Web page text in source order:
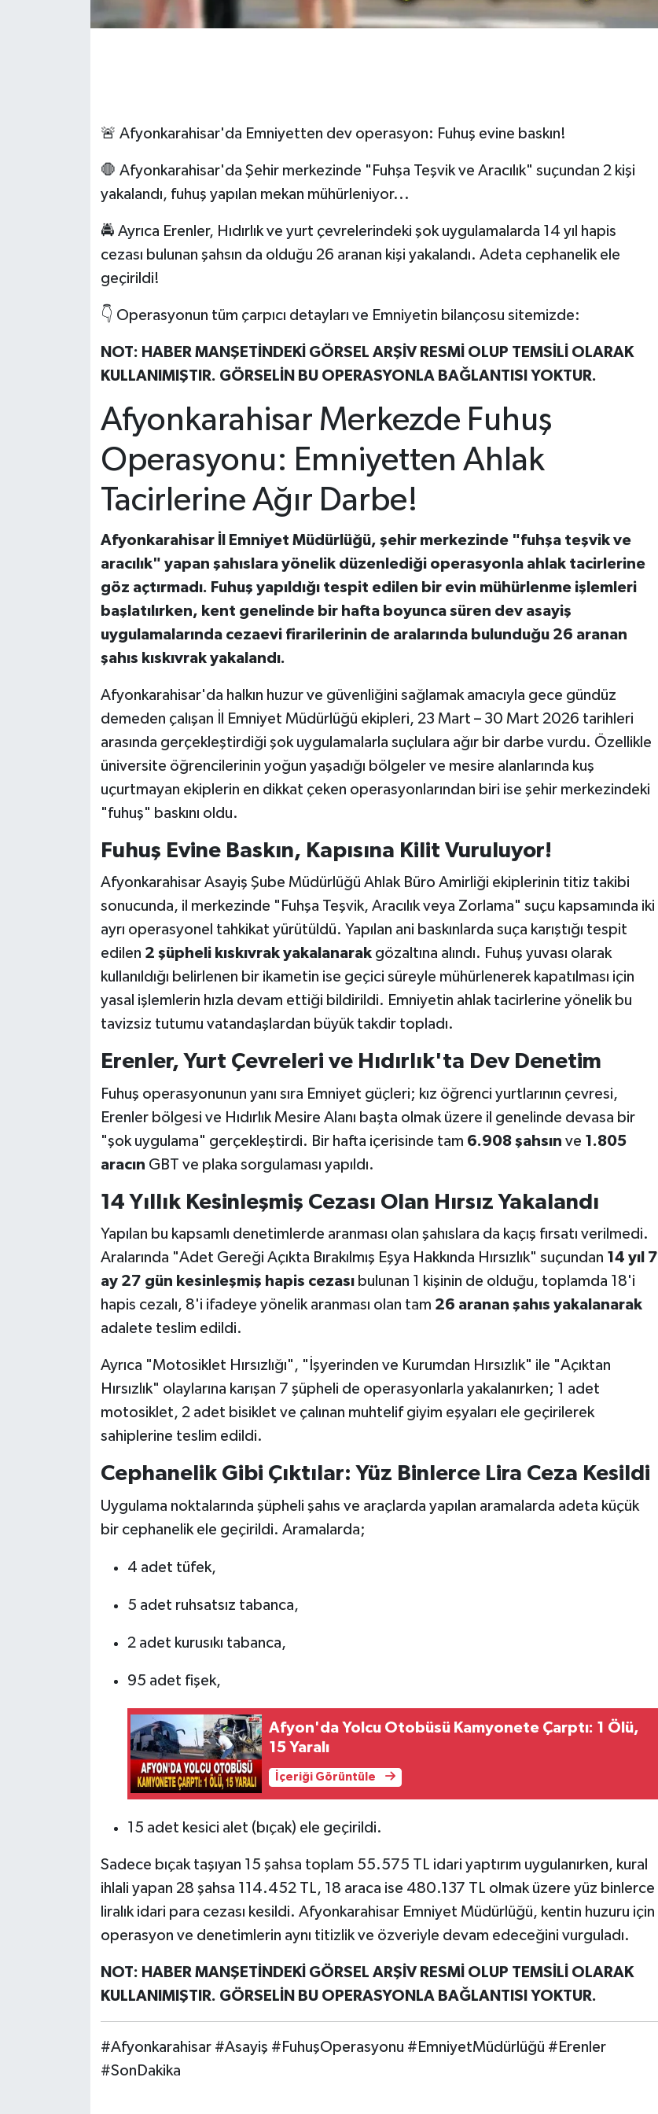
🚨 Afyonkarahisar'da Emniyetten dev operasyon: Fuhuş evine baskın!
🛑 Afyonkarahisar'da Şehir merkezinde "Fuhşa Teşvik ve Aracılık" suçundan 2 kişi
yakalandı, fuhuş yapılan mekan mühürleniyor...
🚔 Ayrıca Erenler, Hıdırlık ve yurt çevrelerindeki şok uygulamalarda 14 yıl hapis
cezası bulunan şahsın da olduğu 26 aranan kişi yakalandı. Adeta cephanelik ele
geçirildi!
👇 Operasyonun tüm çarpıcı detayları ve Emniyetin bilançosu sitemizde:
NOT: HABER MANŞETİNDEKİ GÖRSEL ARŞİV RESMİ OLUP TEMSİLİ OLARAK
KULLANIMIŞTIR. GÖRSELİN BU OPERASYONLA BAĞLANTISI YOKTUR.
Afyonkarahisar Merkezde Fuhuş
Operasyonu: Emniyetten Ahlak
Tacirlerine Ağır Darbe!
Afyonkarahisar İl Emniyet Müdürlüğü, şehir merkezinde "fuhşa teşvik ve
aracılık" yapan şahıslara yönelik düzenlediği operasyonla ahlak tacirlerine
göz açtırmadı. Fuhuş yapıldığı tespit edilen bir evin mühürlenme işlemleri
başlatılırken, kent genelinde bir hafta boyunca süren dev asayiş
uygulamalarında cezaevi firarilerinin de aralarında bulunduğu 26 aranan
şahıs kıskıvrak yakalandı.
Afyonkarahisar'da halkın huzur ve güvenliğini sağlamak amacıyla gece gündüz
demeden çalışan İl Emniyet Müdürlüğü ekipleri, 23 Mart – 30 Mart 2026 tarihleri
arasında gerçekleştirdiği şok uygulamalarla suçlulara ağır bir darbe vurdu. Özellikle
üniversite öğrencilerinin yoğun yaşadığı bölgeler ve mesire alanlarında kuş
uçurtmayan ekiplerin en dikkat çeken operasyonlarından biri ise şehir merkezindeki
"fuhuş" baskını oldu.
Fuhuş Evine Baskın, Kapısına Kilit Vuruluyor!
Afyonkarahisar Asayiş Şube Müdürlüğü Ahlak Büro Amirliği ekiplerinin titiz takibi
sonucunda, il merkezinde "Fuhşa Teşvik, Aracılık veya Zorlama" suçu kapsamında iki
ayrı operasyonel tahkikat yürütüldü. Yapılan ani baskınlarda suça karıştığı tespit
edilen 2 şüpheli kıskıvrak yakalanarakgözaltına alındı. Fuhuş yuvası olarak
kullanıldığı belirlenen bir ikametin ise geçici süreyle mühürlenerek kapatılması için
yasal işlemlerin hızla devam ettiği bildirildi. Emniyetin ahlak tacirlerine yönelik bu
tavizsiz tutumu vatandaşlardan büyük takdir topladı.
Erenler, Yurt Çevreleri ve Hıdırlık'ta Dev Denetim
Fuhuş operasyonunun yanı sıra Emniyet güçleri; kız öğrenci yurtlarının çevresi,
Erenler bölgesi ve Hıdırlık Mesire Alanı başta olmak üzere il genelinde devasa bir
"şok uygulama" gerçekleştirdi. Bir hafta içerisinde tam 6.908 şahsın ve 1.805
aracın GBT ve plaka sorgulaması yapıldı.
14 Yıllık Kesinleşmiş Cezası Olan Hırsız Yakalandı
Yapılan bu kapsamlı denetimlerde aranması olan şahıslara da kaçış fırsatı verilmedi.
Aralarında "Adet Gereği Açıkta Bırakılmış Eşya Hakkında Hırsızlık" suçundan 14 yıl 7
ay 27 gün kesinleşmiş hapis cezasıbulunan 1 kişinin de olduğu, toplamda 18'i
hapis cezalı, 8'i ifadeye yönelik aranması olan tam 26 aranan şahıs yakalanarak
adalete teslim edildi.
Ayrıca "Motosiklet Hırsızlığı", "İşyerinden ve Kurumdan Hırsızlık" ile "Açıktan
Hırsızlık" olaylarına karışan 7 şüpheli de operasyonlarla yakalanırken; 1 adet
motosiklet, 2 adet bisiklet ve çalınan muhtelif giyim eşyaları ele geçirilerek
sahiplerine teslim edildi.
Cephanelik Gibi Çıktılar: Yüz Binlerce Lira Ceza Kesildi
Uygulama noktalarında şüpheli şahıs ve araçlarda yapılan aramalarda adeta küçük
bir cephanelik ele geçirildi. Aramalarda;
4 adet tüfek,
5 adet ruhsatsız tabanca,
2 adet kurusıkı tabanca,
95 adet fişek,
Afyon'da Yolcu Otobüsü Kamyonete Çarptı: 1 Ölü,
15 Yaralı
İçeriği Görüntüle
15 adet kesici alet (bıçak) ele geçirildi.
Sadece bıçak taşıyan 15 şahsa toplam 55.575 TL idari yaptırım uygulanırken, kural
ihlali yapan 28 şahsa 114.452 TL, 18 araca ise 480.137 TL olmak üzere yüz binlerce
liralık idari para cezası kesildi. Afyonkarahisar Emniyet Müdürlüğü, kentin huzuru için
operasyon ve denetimlerin aynı titizlik ve özveriyle devam edeceğini vurguladı.
NOT: HABER MANŞETİNDEKİ GÖRSEL ARŞİV RESMİ OLUP TEMSİLİ OLARAK
KULLANIMIŞTIR. GÖRSELİN BU OPERASYONLA BAĞLANTISI YOKTUR.
#Afyonkarahisar #Asayiş #FuhuşOperasyonu #EmniyetMüdürlüğü #Erenler
#SonDakika